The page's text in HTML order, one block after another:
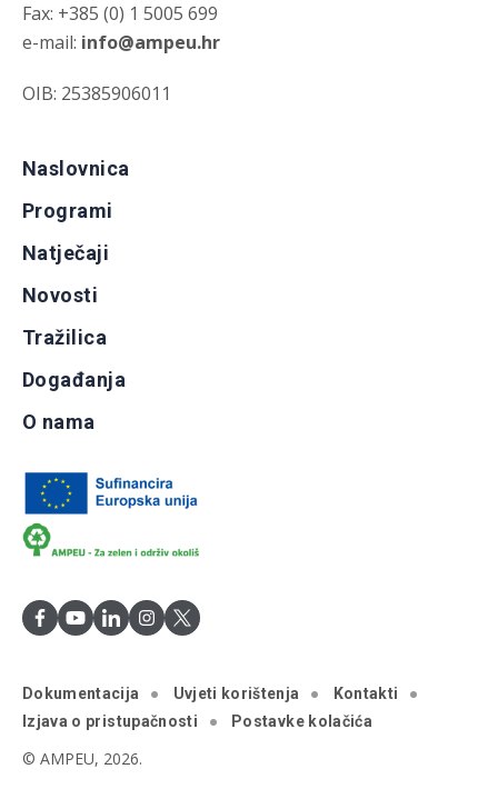
Fax: +385 (0) 1 5005 699
e-mail: info@ampeu.hr
OIB: 25385906011
Naslovnica
Programi
Natječaji
Novosti
Tražilica
Događanja
O nama
Dokumentacija Uvjeti korištenja
Kontakti
Izjava o pristupačnosti
Postavke kolačića
© AMPEU, 2026.